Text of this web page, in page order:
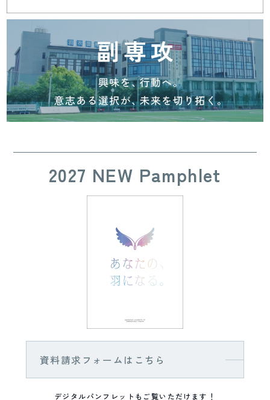
2027 NEW Pamphlet
資料請求フォームはこちら
デジタルパンフレットもご覧いただけます！